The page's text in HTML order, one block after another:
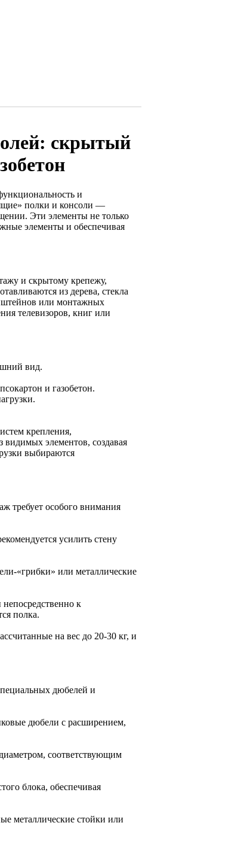
скрытый
и
полки и консоли —
Эти элементы не только
элементы и обеспечивая
и скрытому крепежу,
из дерева, стекла
или монтажных
телевизоров, книг или
вид.
и газобетон.
крепления,
видимых элементов, создавая
выбираются
требует особого внимания
усилить стену
«грибки» или металлические
к
полка.
на вес до 20-30 кг, и
дюбелей и
дюбели с расширением,
соответствующим
блока, обеспечивая
металлические стойки или